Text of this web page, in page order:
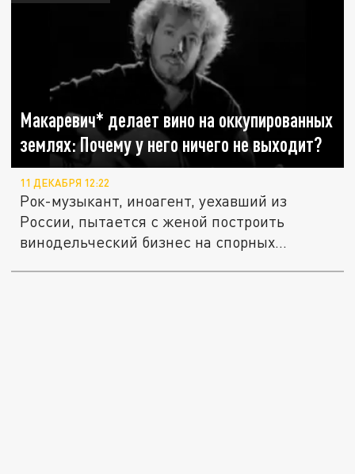
Макаревич* делает вино на оккупированных
землях: Почему у него ничего не выходит?
11 ДЕКАБРЯ 12:22
Рок-музыкант, иноагент, уехавший из
России, пытается с женой построить
винодельческий бизнес на спорных...